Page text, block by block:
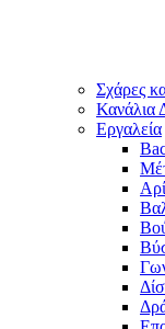
Σχάρες
Κανάλια
Εργαλεία